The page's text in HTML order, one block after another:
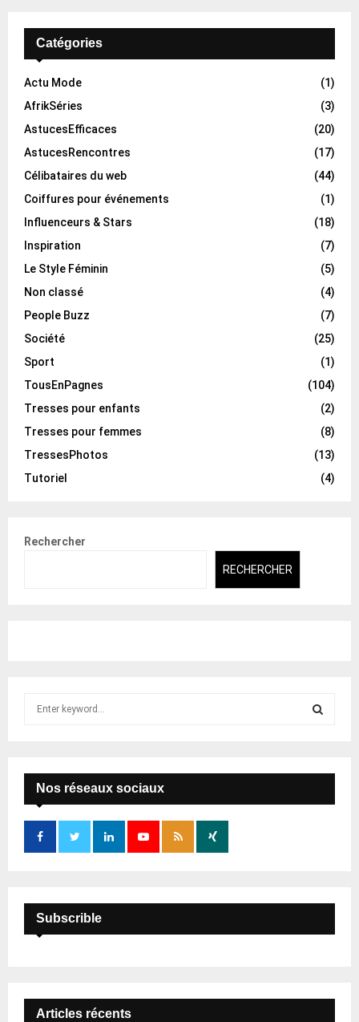
Catégories
Actu Mode
(1)
AfrikSéries
(3)
AstucesEfficaces
(20)
AstucesRencontres
(17)
Célibataires du web
(44)
Coiffures pour événements
(1)
Influenceurs & Stars
(18)
Inspiration
(7)
Le Style Féminin
(5)
Non classé
(4)
People Buzz
(7)
Société
(25)
Sport
(1)
TousEnPagnes
(104)
Tresses pour enfants
(2)
Tresses pour femmes
(8)
TressesPhotos
(13)
Tutoriel
(4)
Rechercher
RECHERCHER
f
o
:
E
A
H
Nos réseaux sociaux
Subscrible
Articles récents